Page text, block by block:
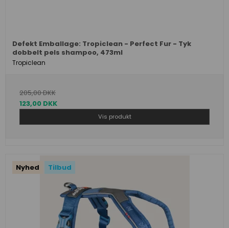
Defekt Emballage: Tropiclean - Perfect Fur - Tyk
dobbelt pels shampoo, 473ml
Tropiclean
205,00 DKK
123,00 DKK
Vis produkt
Nyhed Tilbud